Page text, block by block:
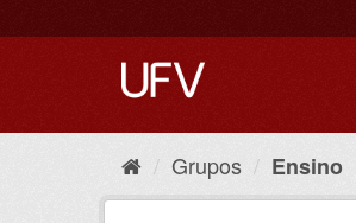
Grupos Ensino